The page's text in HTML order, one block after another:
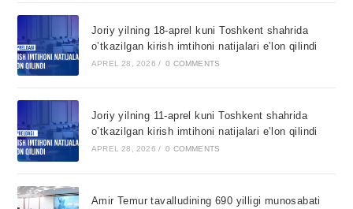
Joriy yilning 18-aprel kuni Toshkent shahrida
o’tkazilgan kirish imtihoni natijalari e’lon qilindi
APREL 28, 2026 / 0 COMMENTS
Joriy yilning 11-aprel kuni Toshkent shahrida
o’tkazilgan kirish imtihoni natijalari e’lon qilindi
APREL 28, 2026 / 0 COMMENTS
Amir Temur tavalludining 690 yilligi munosabati